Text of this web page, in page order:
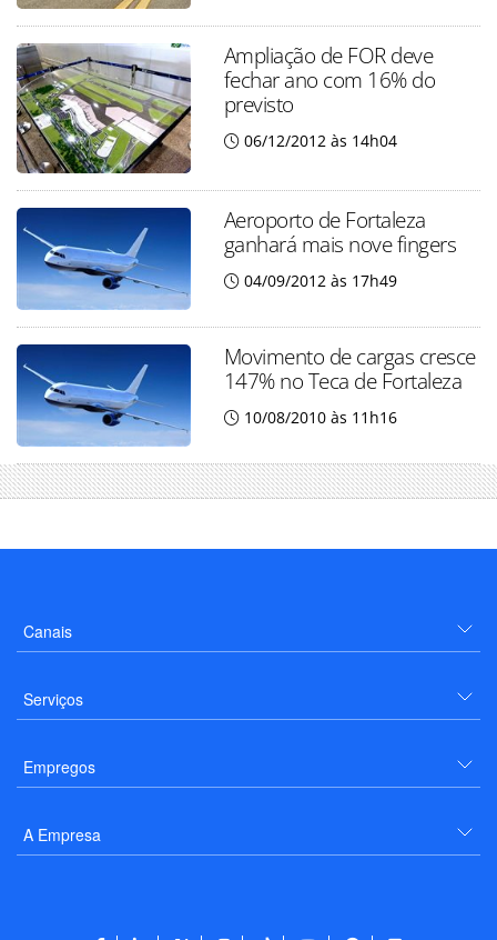
Ampliação de FOR deve
fechar ano com 16% do
previsto
06/12/2012 às 14h04
Aeroporto de Fortaleza
ganhará mais nove fingers
04/09/2012 às 17h49
Movimento de cargas cresce
147% no Teca de Fortaleza
10/08/2010 às 11h16
Canais
Serviços
Empregos
A Empresa